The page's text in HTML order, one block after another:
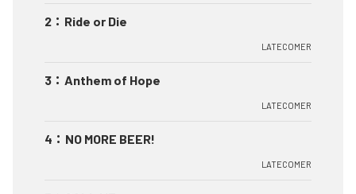
2 ： Ride or Die
LATECOMER
3 ： Anthem of Hope
LATECOMER
4 ： NO MORE BEER!
LATECOMER